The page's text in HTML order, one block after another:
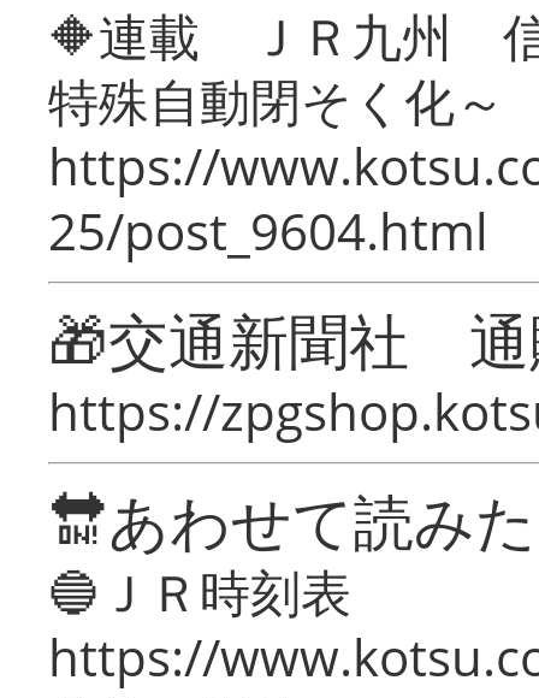
🔶連載 ＪＲ九州 信
特殊自動閉そく化～
https://
25/post_9604.html
🎁交通新聞社
https://
🔛あわせて読み
🔵ＪＲ時刻表
https://